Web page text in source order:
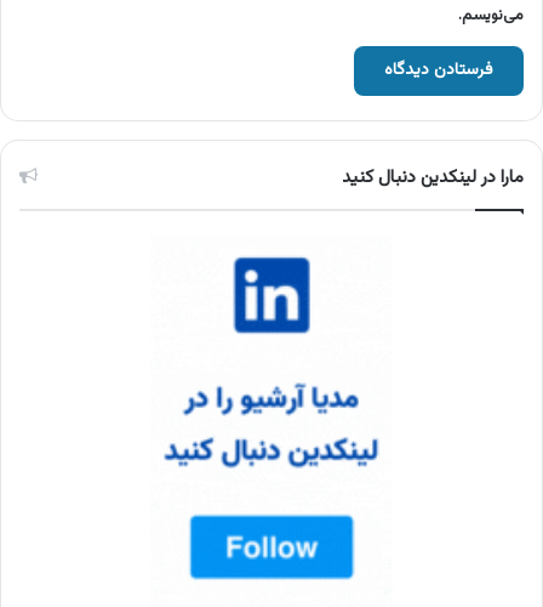
می‌نویسم.
مارا در لینکدین دنبال کنید